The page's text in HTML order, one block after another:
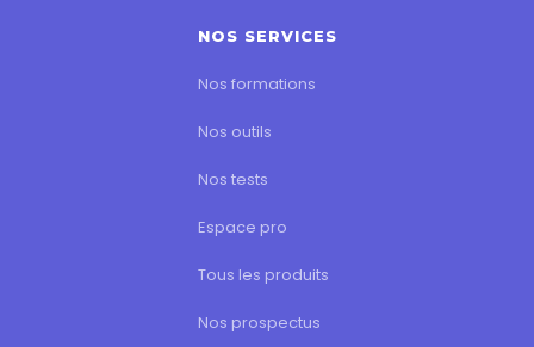
NOS SERVICES
Nos formations
Nos outils
Nos tests
Espace pro
Tous les produits
Nos prospectus